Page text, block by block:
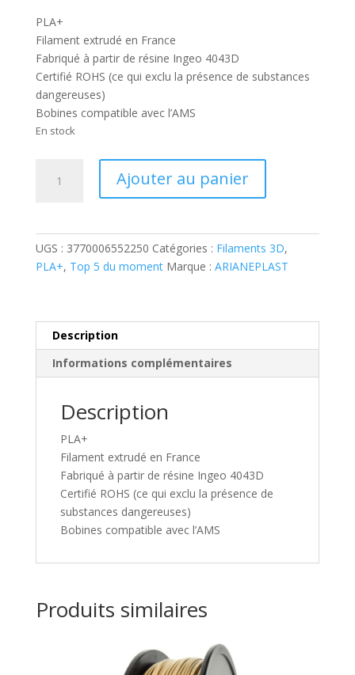
PLA+
Filament extrudé en France
Fabriqué à partir de résine Ingeo 4043D
Certifié ROHS (ce qui exclu la présence de substances
dangereuses)
Bobines compatible avec l’AMS
En stock
Ajouter au panier
UGS : 3770006552250 Catégories : Filaments 3D,
PLA+, Top 5 du moment Marque : ARIANEPLAST
Description
Informations complémentaires
Description
PLA+
Filament extrudé en France
Fabriqué à partir de résine Ingeo 4043D
Certifié ROHS (ce qui exclu la présence de
substances dangereuses)
Bobines compatible avec l’AMS
Produits similaires